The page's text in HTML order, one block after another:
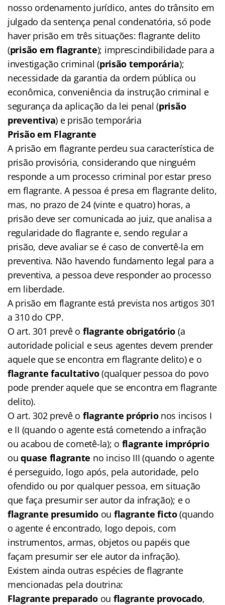
nosso ordenamento jurídico, antes do trânsito em
julgado da sentença penal condenatória, só pode
haver prisão em três situações: flagrante delito
(prisão em flagrante); imprescindibilidade para a
investigação criminal (prisão temporária);
necessidade da garantia da ordem pública ou
econômica, conveniência da instrução criminal e
segurança da aplicação da lei penal (prisão
preventiva) e prisão temporária
Prisão em Flagrante
A prisão em flagrante perdeu sua característica de
prisão provisória, considerando que ninguém
responde a um processo criminal por estar preso
em flagrante. A pessoa é presa em flagrante delito,
mas, no prazo de 24 (vinte e quatro) horas, a
prisão deve ser comunicada ao juiz, que analisa a
regularidade do flagrante e, sendo regular a
prisão, deve avaliar se é caso de convertê-la em
preventiva. Não havendo fundamento legal para a
preventiva, a pessoa deve responder ao processo
em liberdade.
A prisão em flagrante está prevista nos artigos 301
a 310 do CPP.
O art. 301 prevê o flagrante obrigatório (a
autoridade policial e seus agentes devem prender
aquele que se encontra em flagrante delito) e o
flagrante facultativo(qualquer pessoa do povo
pode prender aquele que se encontra em flagrante
delito).
O art. 302 prevê o flagrante próprionos incisos I
e II (quando o agente está cometendo a infração
ou acabou de cometê-la); o flagrante impróprio
ouquase flagrante no inciso III (quando o agente
é perseguido, logo após, pela autoridade, pelo
ofendido ou por qualquer pessoa, em situação
que faça presumir ser autor da infração); e o
flagrante presumidoou flagrante ficto(quando
o agente é encontrado, logo depois, com
instrumentos, armas, objetos ou papéis que
façam presumir ser ele autor da infração).
Existem ainda outras espécies de flagrante
mencionadas pela doutrina:
Flagrante preparadoou flagrante provocado,